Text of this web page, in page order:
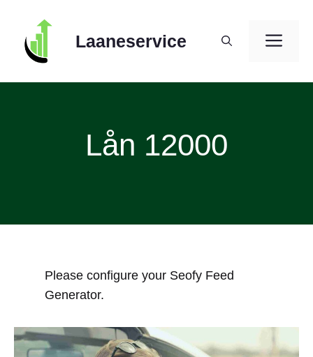
content
Laaneservice
Lån 12000
Please configure your Seofy Feed
Generator.